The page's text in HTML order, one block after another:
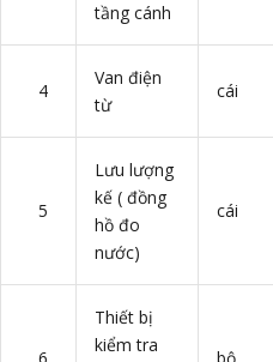
tầng cánh
4
Van điện
từ
cái
5
Lưu lượng
kế ( đồng
hồ đo
nước)
cái
Thiết bị
kiểm tra